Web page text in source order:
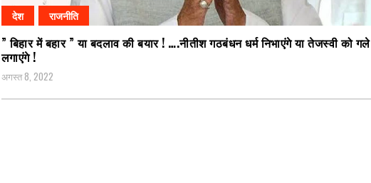
देश राजनीति
” बिहार में बहार ” या बदलाव की बयार ! ….नीतीश गठबंधन धर्म निभाएंगे या तेजस्वी को गले
लगाएंगे !
अगस्त 8, 2022